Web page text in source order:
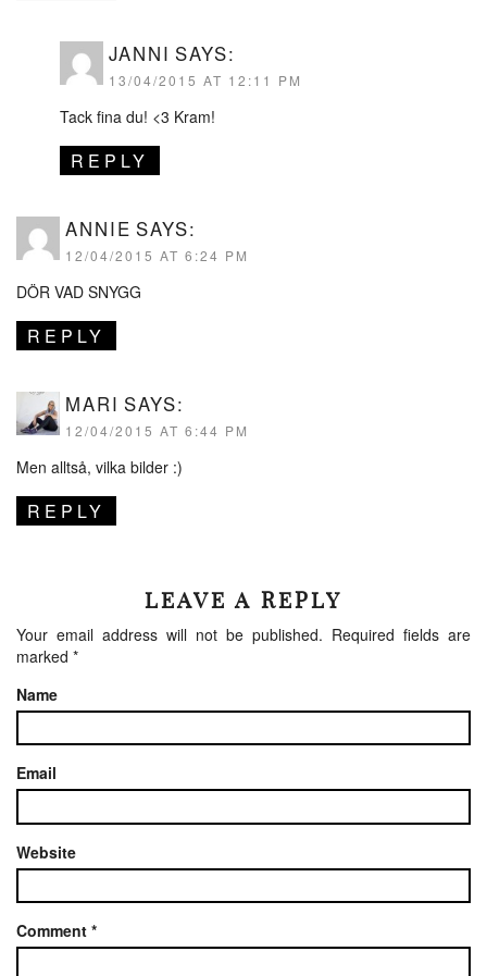
JANNI SAYS:
13/04/2015 AT 12:11 PM
Tack fina du! <3 Kram!
REPLY
ANNIE SAYS:
12/04/2015 AT 6:24 PM
DÖR VAD SNYGG
REPLY
MARI SAYS:
12/04/2015 AT 6:44 PM
Men alltså, vilka bilder :)
REPLY
LEAVE A REPLY
Your email address will not be published. Required fields are
marked *
Name
Email
Website
Comment *